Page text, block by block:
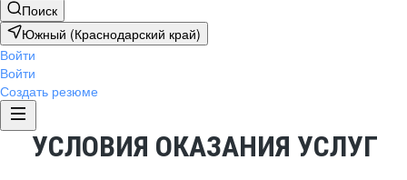
Поиск
Южный (Краснодарский край)
Войти
Войти
Создать резюме
УСЛОВИЯ ОКАЗАНИЯ УСЛУГ